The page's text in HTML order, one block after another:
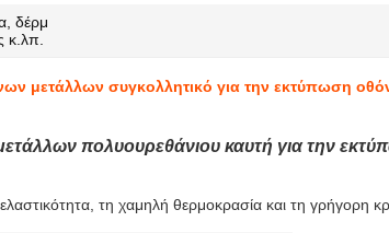
δέρμ
κ.λπ.
μετάλλων συγκολλητικό για την εκτύπωση
πολυουρεθάνιου καυτή για την
τη χαμηλή θερμοκρασία και τη γρήγορη